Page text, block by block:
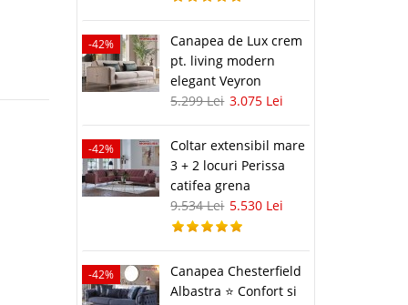
-42%
Canapea de Lux crem
pt. living modern
elegant Veyron
5.299 Lei 3.075 Lei
-42%
Coltar extensibil mare
3 + 2 locuri Perissa
catifea grena
9.534 Lei 5.530 Lei
-42%
Canapea Chesterfield
Albastra ⭐ Confort si